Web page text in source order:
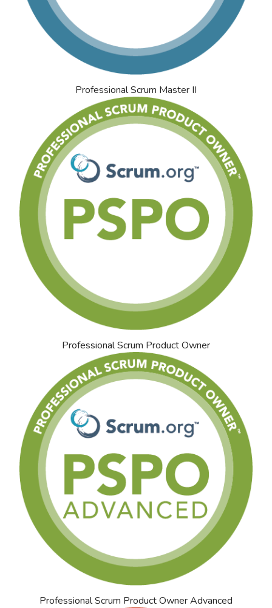
Professional Scrum Master II
Professional Scrum Product Owner
Professional Scrum Product Owner Advanced